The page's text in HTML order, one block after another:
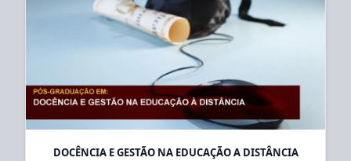
DOCÊNCIA E GESTÃO NA EDUCAÇÃO A DISTÂNCIA